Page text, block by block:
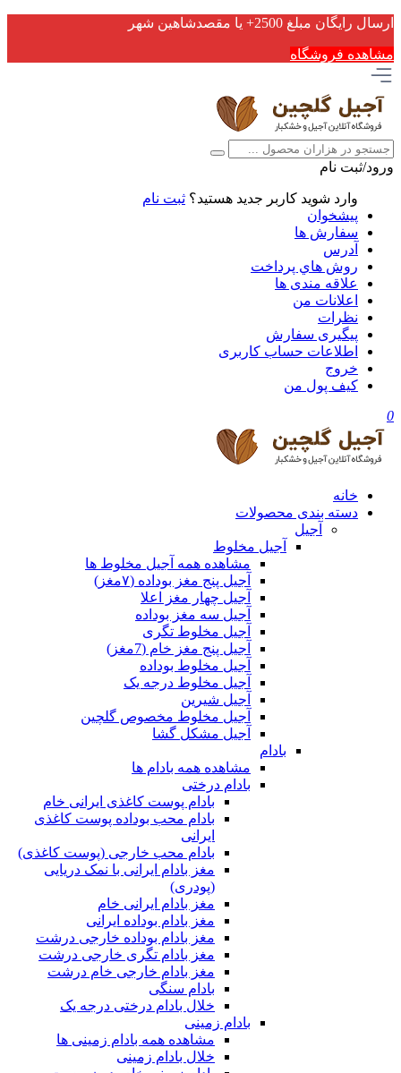
ارسال رایگان مبلغ 2500+ یا مقصدشاهین شهر
مشاهده فروشگاه
ورود/ثبت نام
وارد شوید کاربر جدید هستید؟ ثبت نام
پیشخوان
سفارش ها
آدرس
روش هاي پرداخت
علاقه مندی ها
اعلانات من
نظرات
پیگیری سفارش
اطلاعات حساب كاربری
خروج
کیف پول من
0
خانه
دسته بندی محصولات
آجیل
آجیل مخلوط
مشاهده همه آجیل مخلوط ها
آجیل پنج مغز بوداده (۷مغز)
آجیل چهار مغز اعلا
آجیل سه مغز بوداده
آجیل مخلوط تگری
آجیل پنج مغز خام (7مغز)
آجیل مخلوط بوداده
آجیل مخلوط درجه یک
آجیل شیرین
آجیل مخلوط مخصوص گلچین
آجیل مشکل گشا
بادام
مشاهده همه بادام ها
بادام درختی
بادام پوست کاغذی ایرانی خام
بادام محب بوداده پوست کاغذی
ایرانی
بادام محب خارجی (پوست کاغذی)
مغز بادام ایرانی با نمک دریایی
(پودری)
مغز بادام ایرانی خام
مغز بادام بوداده ایرانی
مغز بادام بوداده خارجی درشت
مغز بادام تگری خارجی درشت
مغز بادام خارجی خام درشت
بادام سنگی
خلال بادام درختی درجه یک
بادام زمینی
مشاهده همه بادام زمینی ها
خلال بادام زمینی